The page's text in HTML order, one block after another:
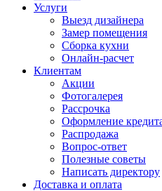
Услуги
Выезд дизайнера
Замер помещения
Сборка кухни
Онлайн-расчет
Клиентам
Акции
Фотогалерея
Рассрочка
Оформление
Распродажа
Вопрос-ответ
Полезные советы
Написать директору
Доставка и оплата